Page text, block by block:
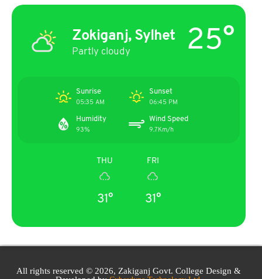
Zokiganj, Sylhet
Partly cloudy 25°
Sunrise
05:35 AM
Sunset
06:45 PM
Humidity
93%
Wind Speed
9.7Km/h
THU
31°
FRI
31°
All rights reserved © 2026, Zakiganj Govt. College Design &